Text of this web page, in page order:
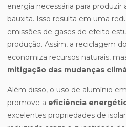
energia necessária para
bauxita. Isso resulta em uma
emissões de gases de efeito
produção. Assim, a reciclagem
economiza recursos naturais,
mitigação das mudanças
Além disso, o uso de alumínio
promove a eficiência
excelentes propriedades de